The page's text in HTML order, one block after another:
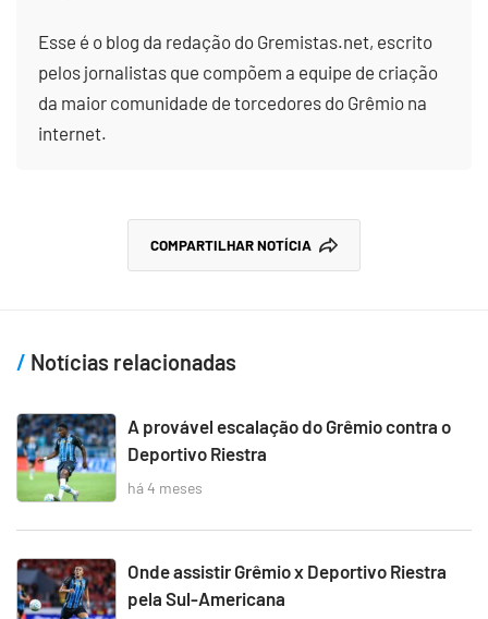
Esse é o blog da redação do Gremistas.net, escrito
pelos jornalistas que compõem a equipe de criação
da maior comunidade de torcedores do Grêmio na
internet.
COMPARTILHAR NOTÍCIA
Notícias relacionadas
A provável escalação do Grêmio contra o
Deportivo Riestra
há 4 meses
Onde assistir Grêmio x Deportivo Riestra
pela Sul-Americana